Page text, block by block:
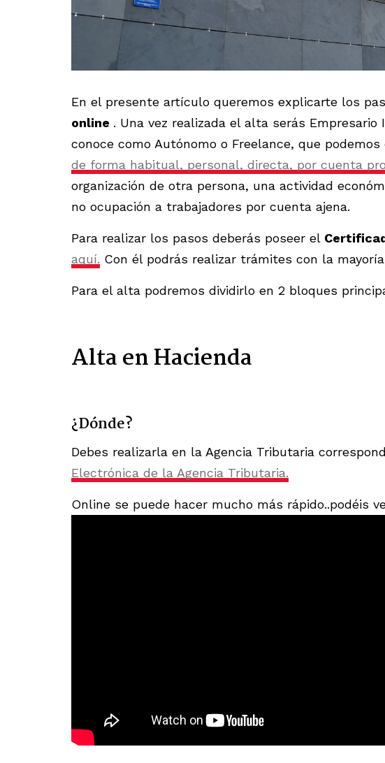
En el presente artículo queremos explicarte los
online . Una vez realizada el alta serás
conoce como Autónomo o Freelance, que
de forma habitual, personal, directa, por cuenta
organización de otra persona, una actividad
no ocupación a trabajadores por cuenta ajena.
Para realizar los pasos deberás poseer el
aquí. Con él podrás realizar trámites con la
Para el alta podremos dividirlo en 2 bloques
Alta en Hacienda
¿Dónde?
Debes realizarla en la Agencia Tributaria
Electrónica de la Agencia Tributaria.
Online se puede hacer mucho más rápido..podéis